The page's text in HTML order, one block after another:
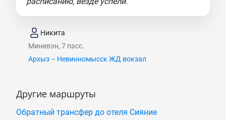
Никита
Минивэн, 7 пасс.
Архыз – Невинномысск ЖД вокзал
Другие маршруты
Обратный трансфер до отеля Сияние